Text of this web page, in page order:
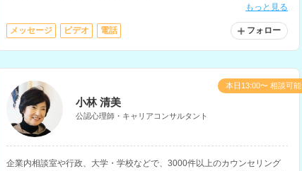
もっと見る
メッセージ ビデオ 電話 フォロー
小林 清美
公認心理師・キャリアコンサルタント
企業内相談室や行政、大学・学校などで、3000件以上のカウンセリング
本日13:00〜 相談可能